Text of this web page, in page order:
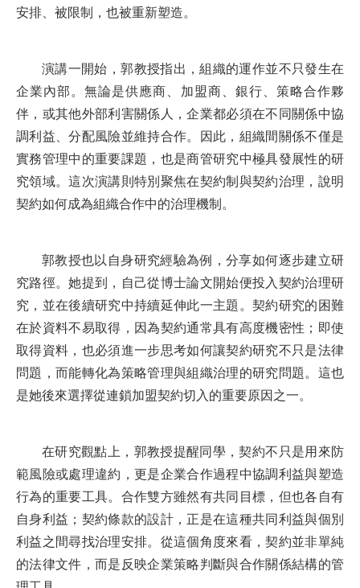
安排、被限制，也被重新塑造。
演講一開始，郭教授指出，組織的運作並不只發生在
企業內部。無論是供應商、加盟商、銀行、策略合作夥
伴，或其他外部利害關係人，企業都必須在不同關係中協
調利益、分配風險並維持合作。因此，組織間關係不僅是
實務管理中的重要課題，也是商管研究中極具發展性的研
究領域。這次演講則特別聚焦在契約制與契約治理，說明
契約如何成為組織合作中的治理機制。
郭教授也以自身研究經驗為例，分享如何逐步建立研
究路徑。她提到，自己從博士論文開始便投入契約治理研
究，並在後續研究中持續延伸此一主題。契約研究的困難
在於資料不易取得，因為契約通常具有高度機密性；即使
取得資料，也必須進一步思考如何讓契約研究不只是法律
問題，而能轉化為策略管理與組織治理的研究問題。這也
是她後來選擇從連鎖加盟契約切入的重要原因之一。
在研究觀點上，郭教授提醒同學，契約不只是用來防
範風險或處理違約，更是企業合作過程中協調利益與塑造
行為的重要工具。合作雙方雖然有共同目標，但也各自有
自身利益；契約條款的設計，正是在這種共同利益與個別
利益之間尋找治理安排。從這個角度來看，契約並非單純
的法律文件，而是反映企業策略判斷與合作關係結構的管